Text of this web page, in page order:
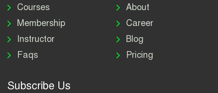
বিজ্ঞপ্তি ২০২৬ | Bangladesh
Navy Job Circular 2026
শাহজালাল বিজ্ঞান ও প্রযুক্তি বিশ্ববিদ্যালয় নিয়োগ বিজ্ঞপ্তি
২০২৬ | SUST Job Circular 2026
MTB Bank Job Circular 2026
Courses
Membership
Instructor
Faqs
About
Career
Blog
Pricing
Subscribe Us